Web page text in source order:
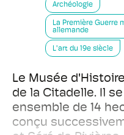
Archéologie
La Première Guerre
allemande
L'art du 19e siècle
Le Musée
de la Citadelle. Il
ensemble de 14
conçu